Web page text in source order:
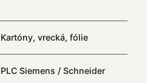
Kartóny, vrecká, fólie
PLC Siemens / Schneider